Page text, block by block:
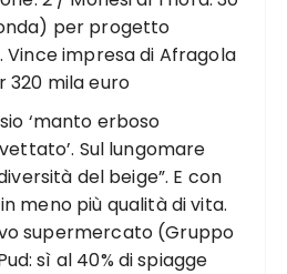
per progetto
Vince impresa di Afragola
320 mila euro
‘manto erboso
Sul lungomare
del beige”. E con
meno più qualità di vita.
supermercato (Gruppo
sì al 40% di spiagge